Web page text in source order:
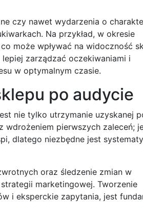
czy nawet wydarzenia o
Na przykład, w okresie
może wpływać na widoczność
zarządzać oczekiwaniami i
w optymalnym czasie.
po audycie
nie tylko utrzymanie uzyskanej
wdrożeniem pierwszych zaleceń;
dlatego niezbędne jest
oraz śledzenie zmian w
marketingowej. Tworzenie
i eksperckie zapytania, jest